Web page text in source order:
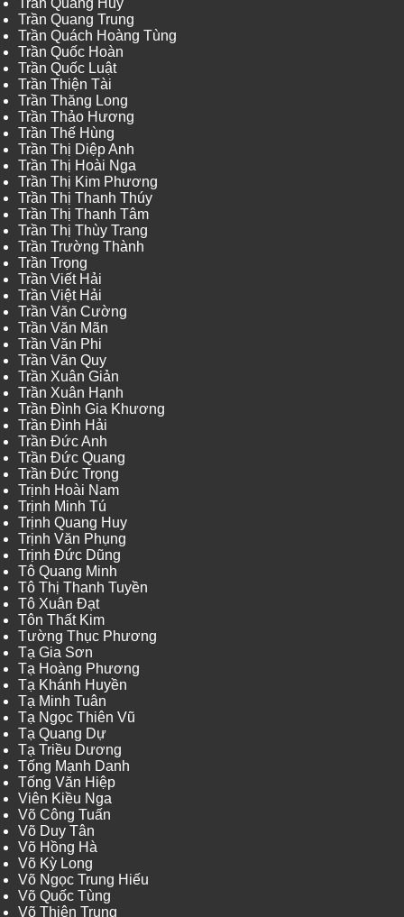
Trần Quang Trung
Trần Quách Hoàng Tùng
Trần Quốc Hoàn
Trần Quốc Luật
Trần Thiện Tài
Trần Thăng Long
Trần Thảo Hương
Trần Thế Hùng
Trần Thị Diệp Anh
Trần Thị Hoài Nga
Trần Thị Kim Phương
Trần Thị Thanh Thúy
Trần Thị Thanh Tâm
Trần Thị Thùy Trang
Trần Trường Thành
Trần Trọng
Trần Viết Hải
Trần Việt Hải
Trần Văn Cường
Trần Văn Mãn
Trần Văn Phi
Trần Văn Quy
Trần Xuân Giản
Trần Xuân Hạnh
Trần Đình Gia Khương
Trần Đình Hải
Trần Đức Anh
Trần Đức Quang
Trần Đức Trọng
Trịnh Hoài Nam
Trịnh Minh Tú
Trịnh Quang Huy
Trịnh Văn Phụng
Trịnh Đức Dũng
Tô Quang Minh
Tô Thị Thanh Tuyền
Tô Xuân Đạt
Tôn Thất Kim
Tường Thục Phương
Tạ Gia Sơn
Tạ Hoàng Phương
Tạ Khánh Huyền
Tạ Minh Tuân
Tạ Ngọc Thiên Vũ
Tạ Quang Dự
Tạ Triều Dương
Tống Mạnh Danh
Tống Văn Hiệp
Viên Kiều Nga
Võ Công Tuấn
Võ Duy Tân
Võ Hồng Hà
Võ Kỳ Long
Võ Ngọc Trung Hiếu
Võ Quốc Tùng
Võ Thiện Trung